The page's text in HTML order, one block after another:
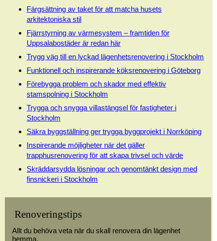
Färgsättning av taket för att matcha husets
arkitektoniska stil
Fjärrstyrning av värmesystem – framtiden för
Uppsalabostäder är redan här
Trygg väg till en lyckad lägenhetsrenovering i Stockholm
Funktionell och inspirerande köksrenovering i Göteborg
Förebygga problem och skador med effektiv
stamspolning i Stockholm
Trygga och snygga villastängsel för fastigheter i
Stockholm
Säkra byggställning ger trygga byggprojekt i Norrköping
Inspirerande möjligheter när det gäller
trapphusrenovering för att skapa trivsel och värde
Skräddarsydda lösningar och genomtänkt design med
finsnickeri i Stockholm
Renoveringstips
Allt du behöva veta när du skall renovera din lägenhet
hemma.